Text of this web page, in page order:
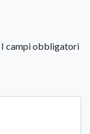
I campi obbligatori